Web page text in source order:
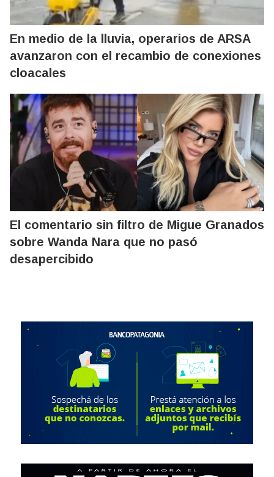
En medio de la lluvia, operarios de ARSA
avanzaron con el recambio de conexiones
cloacales
El comentario sin filtro de Migue Granados
sobre Wanda Nara que no pasó
desapercibido